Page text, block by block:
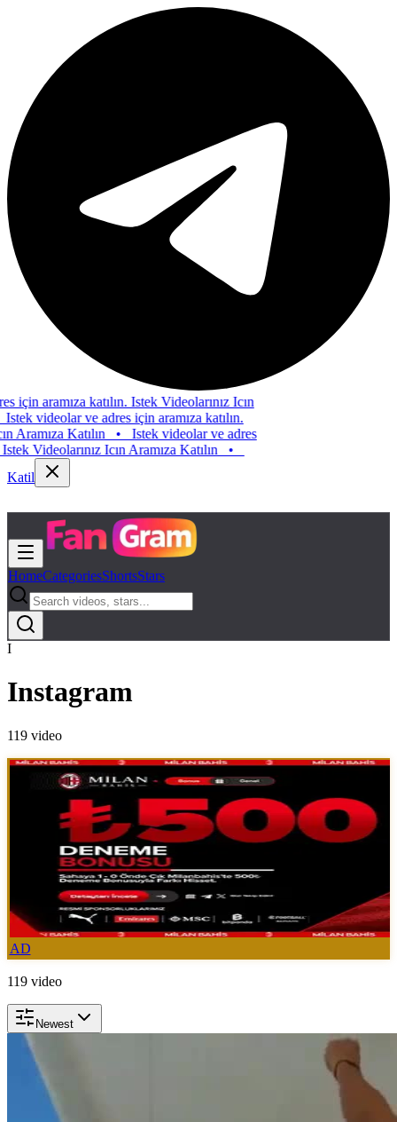
videolar ve adres için aramıza katılın. Istek Videolarınız Icın
Katılın•Istek videolar ve adres için aramıza katılın.
Videolarınız Icın Aramıza Katılın•Istek videolar ve adres
aramıza katılın. Istek Videolarınız Icın Aramıza Katılın
Katil
HomeCategoriesShortsStars
I
Instagram
119 video
AD
119 video
Newest